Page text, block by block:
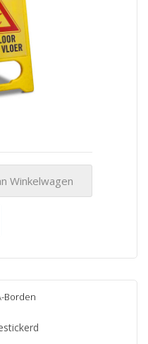
Winkelwagen
Borden